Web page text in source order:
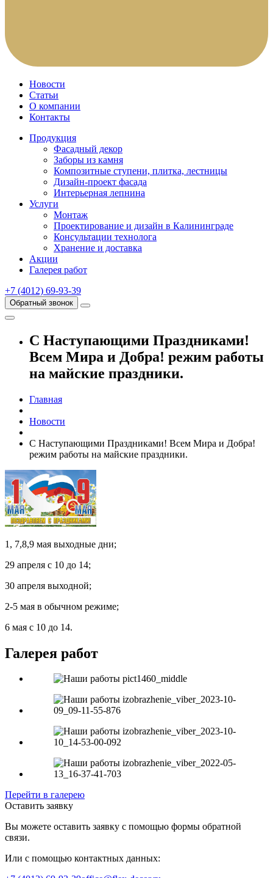
Новости
Статьи
О компании
Контакты
Продукция
Фасадный декор
Заборы из камня
Композитные ступени, плитка, лестницы
Дизайн-проект фасада
Интерьерная лепнина
Услуги
Монтаж
Проектирование и дизайн в Калининграде
Консультации технолога
Хранение и доставка
Акции
Галерея работ
+7 (4012) 69-93-39
Обратный звонок
С Наступающими Праздниками!
Всем Мира и Добра! режим работы
на майские праздники.
Главная
Новости
С Наступающими Праздниками! Всем Мира и Добра!
режим работы на майские праздники.
1, 7,8,9 мая выходные дни;
29 апреля с 10 до 14;
30 апреля выходной;
2-5 мая в обычном режиме;
6 мая с 10 до 14.
Галерея работ
Перейти в галерею
Оставить заявку
Вы можете оставить заявку с помощью формы обратной
связи.
Или с помощью контактных данных: